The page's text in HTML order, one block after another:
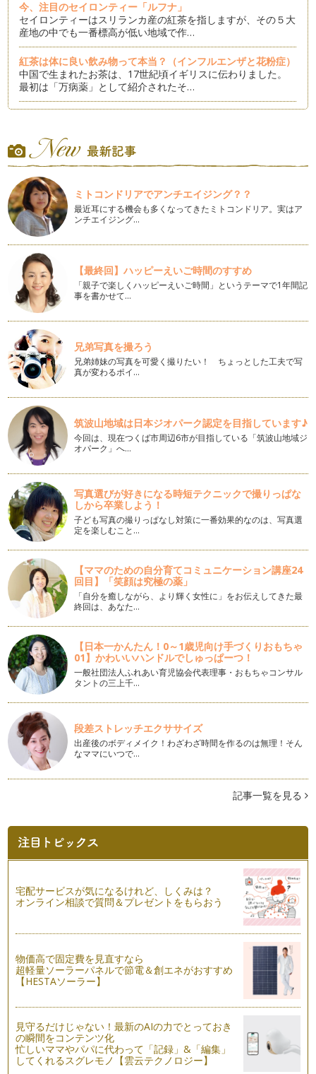
今、注目のセイロンティー「ルフナ」
セイロンティーはスリランカ産の紅茶を指しますが、その５大
産地の中でも一番標高が低い地域で作…
紅茶は体に良い飲み物って本当？（インフルエンザと花粉症）
中国で生まれたお茶は、17世紀頃イギリスに伝わりました。
最初は「万病薬」として紹介されたそ…
ムを書いていますが、今月はおすすめ…
メイソンジャーは「アイスティー」でも大活躍です
カフェからブームになった「メイソンジャー」。ジャーサラダ
を作ったりと家庭で活用しているママ…
アールグレイの紅茶が「もっと」好きになる話
香り付けした紅茶を「フレーバー（ド）ティー」と呼びます
が、その中でも「アールグレイ」はとて…
チョコレートと楽しむ紅茶「ケニア」
お正月が過ぎると、本格的なチョコレートの季節です。全国で
展開されるチョコレートのイベント「…
クリスマス＆ウィンターシーズンにおすすめのアレンジティー
輝くママとして紅茶の記事を連載して３年目、ついに輝くママ
のゴールドになりました。 …
子連れ旅行で紅茶時間（香港編）
長い夏休みの間、ご家族で旅行をされた方も多いのではないで
しょうか？ 子連れの旅行は、お子さ…
ティータイムを上手に取り入れて、もっと輝くママに・・・
育児中にティールームなどでゆっくりお茶するのは難しいかも
しれません。でも、そんな時間が全く…
紫外線からお肌を守る「シトラスたっぷりのアレンジティー」
春夏は紫外線量が多い季節ですが、公園やお買い物、園の送り
迎えなど、日常の外出は避けられませ…
旬の春摘みダージリンの楽しみ方
知っている紅茶の産地を挙げて頂くと、最初の方に出てくる人
気の「ダージリン」。おいしい紅茶が…
紅茶の保管方法と賞味期限について
紅茶教室をしていますと紅茶についての様々な質問を頂きま
す。今回は特に多かった紅茶の賞味期限…
桜咲く「SAKURAミルクティー」の作り方
桜のシーズンはワクワクすることが沢山ですね。うちの娘もい
よいよ入園です。そんな新しい季節を…
和菓子によく合う紅茶-ヌワラエリア-
新しい年になり、和風の伝統行事が続きますね。ひな祭りを過
ぎれば、春はもうすぐそこです。今回…
子連れでアフタヌーンティーを楽しむ方法
気分転換に子連れで外出や旅行をしたものの、スケジュール通
自宅で味わうロイヤルミルクティー
ロイヤルミルクティーはたっぷりの牛乳を加えた人気のティー
メニューです。「ロイヤル」という名…
「祁門（キーマン/キーモン）」は中国は上海西部の安徽省に
あり、紅茶の発祥地と言われています…
オレンジペコという名の紅茶がオレンジの味がしない理由
紅茶好きの方に「オレンジペコという紅茶をを飲んだのです
が、名前にオレンジが付いているのに、…
ミルクティーで楽しみたい紅茶「ウバ」
暑い季節には、私たちはのど越し爽やかなアイスティーを存分
に楽しむことができますが、紅茶の季…
輝く色のアイスティーが作れる－キャンディー
今月はアイスティー向きの茶葉選びに迷ったらぜひおすすめし
たい、スリランカの「キャンディ」に…
ミトコンドリアでアンチエイジング？？
最近耳にする機会も多くなってきたミトコンドリア。実はア
ンチエイジング…
【最終回】ハッピーえいご時間のすすめ
「親子で楽しくハッピーえいご時間」というテーマで1年間記
事を書かせて…
兄弟写真を撮ろう
兄弟姉妹の写真を可愛く撮りたい！ ちょっとした工夫で写
真が変わるポイ…
筑波山地域は日本ジオパーク認定を目指しています♪
今回は、現在つくば市周辺6市が目指している「筑波山地域ジ
オパーク」へ…
写真選びが好きになる時短テクニックで撮りっぱな
しから卒業しよう！
子ども写真の撮りっぱなし対策に一番効果的なのは、写真選
定を楽しむこと…
【ママのための自分育てコミュニケーション講座24
回目】「笑顔は究極の薬」
「自分を癒しながら、より輝く女性に」をお伝えしてきた最
終回は、あなた…
【日本一かんたん！0～1歳児向け手づくりおもちゃ
01】かわいいハンドルでしゅっぱーつ！
一般社団法人ふれあい育児協会代表理事・おもちゃコンサル
タントの三上千…
段差ストレッチエクササイズ
出産後のボディメイク！わざわざ時間を作るのは無理！そん
なママにいつで…
記事一覧を見る
宅配サービスが気になるけれど、しくみは？
オンライン相談で質問＆プレゼントをもらおう
物価高で固定費を見直すなら
超軽量ソーラーパネルで節電＆創エネがおすすめ
【HESTAソーラー】
見守るだけじゃない！最新のAIの力でとっておき
の瞬間をコンテンツ化
忙しいママやパパに代わって「記録」&「編集」
してくれるスグレモノ【雲云テクノロジー】